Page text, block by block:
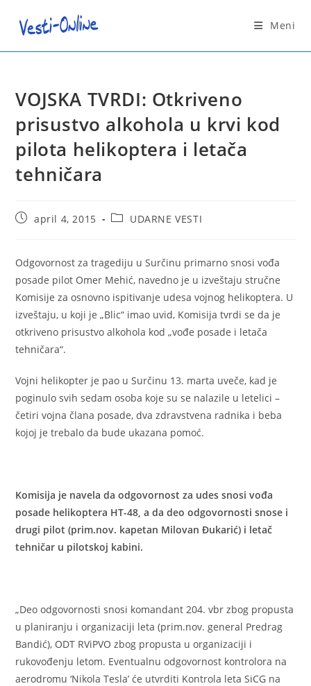
Meni
VOJSKA TVRDI: Otkriveno
prisustvo alkohola u krvi kod
pilota helikoptera i letača
tehničara
Postapril 4, 2015
PostUDARNE VESTI
Odgovornost za tragediju u Surčinu primarno snosi vođa
posade pilot Omer Mehić, navedno je u izveštaju stručne
Komisije za osnovno ispitivanje udesa vojnog helikoptera. U
izveštaju, u koji je „Blic“ imao uvid, Komisija tvrdi se da je
otkriveno prisustvo alkohola kod „vođe posade i letača
tehničara“.
Vojni helikopter je pao u Surčinu 13. marta uveče, kad je
poginulo svih sedam osoba koje su se nalazile u letelici –
četiri vojna člana posade, dva zdravstvena radnika i beba
kojoj je trebalo da bude ukazana pomoć.
Komisija je navela da odgovornost za udes snosi vođa
posade helikoptera HT-48, a da deo odgovornosti snose i
drugi pilot (prim.nov. kapetan Milovan Đukarić) i letač
tehničar u pilotskoj kabini.
„Deo odgovornosti snosi komandant 204. vbr zbog propusta
u planiranju i organizaciji leta (prim.nov. general Predrag
Bandić), ODT RViPVO zbog propusta u organizaciji i
rukovođenju letom. Eventualnu odgovornost kontrolora na
aerodromu ‘Nikola Tesla’ će utvrditi Kontrola leta SiCG na